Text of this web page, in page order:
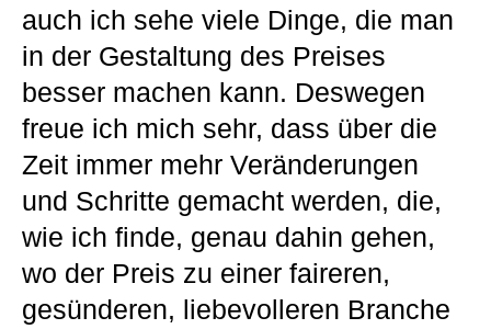
auch ich sehe viele Dinge, die man
in der Gestaltung des Preises
besser machen kann. Deswegen
freue ich mich sehr, dass über die
Zeit immer mehr Veränderungen
und Schritte gemacht werden, die,
wie ich finde, genau dahin gehen,
wo der Preis zu einer faireren,
gesünderen, liebevolleren Branche